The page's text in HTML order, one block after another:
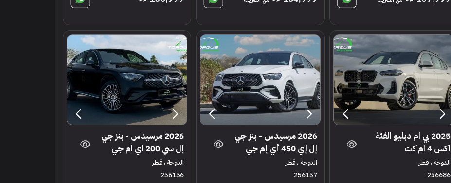
2025 بي ام دبليو الفئة
اكس 4 ام كت
الدوحة ، قطر
256686
2026 مرسيدس - بنز جي
إل إي 450 أي إم جي
الدوحة ، قطر
256157
2026 مرسيدس - بنز جي
إل سي 200 اي ام جي
الدوحة ، قطر
256156